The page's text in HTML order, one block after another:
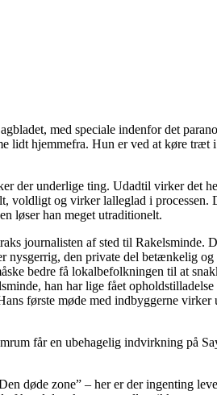
med speciale indenfor det
lidt hjemmefra. Hun er ved at køre
der underlige ting. Udadtil virker det
voldligt og virker lalleglad i
løser han meget utraditionelt.
journalisten af sted til
nysgerrig, den private del betænkelig
bedre få lokalbefolkningen til at
han har lige fået
første møde med indbyggerne
får en ubehagelig indvirkning på
døde zone” – her er der ingenting